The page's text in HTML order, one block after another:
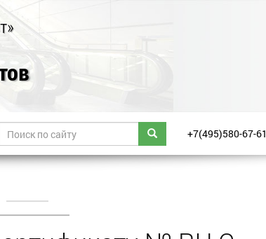
+7(495)580-67-61